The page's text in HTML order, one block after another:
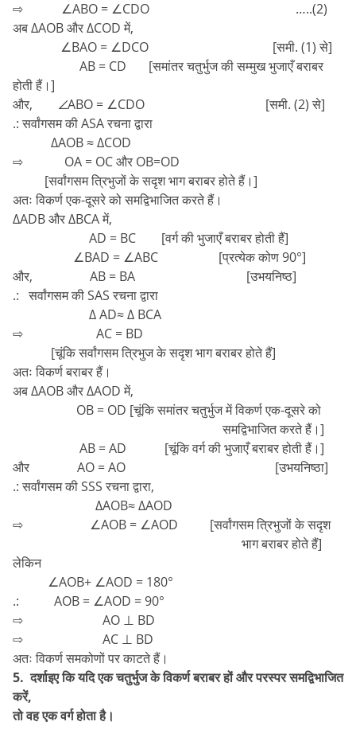
⇨ ∠ABO = ∠CDO …..(2)
अब ∆AOB और ∆COD में,
∠BAO = ∠DCO [समी. (1) से]
AB = CD [समांतर चतुर्भुज की सम्मुख भुजाएँ बराबर
होती हैं।]
और, ∠ABO = ∠CDO [समी. (2) से]
.: सर्वांगसम की ASA रचना द्वारा
∆AOB ≈ ∆COD
⇨ OA = OC और OB=OD
[सर्वांगसम त्रिभुजों के सदृश भाग बराबर होते हैं।]
अतः विकर्ण एक-दूसरे को समद्विभाजित करते हैं।
∆ADB और ∆BCA में,
AD = BC [वर्ग की भुजाएँ बराबर होती हैं]
∠BAD = ∠ABC [प्रत्येक कोण 90°]
और, AB = BA [उभयनिष्ठ]
.: सर्वांगसम की SAS रचना द्वारा
∆ AD≈ ∆ BCA
⇨ AC = BD
[चूंकि सर्वांगसम त्रिभुज के सदृश भाग बराबर होते हैं]
अतः विकर्ण बराबर हैं।
अब ∆AOB और ∆AOD में,
OB = OD [चूंकि समांतर चतुर्भुज में विकर्ण एक-दूसरे को
समद्विभाजित करते हैं।]
AB = AD [चूंकि वर्ग की भुजाएँ बराबर होती हैं।]
और AO = AO [उभयनिष्ठा]
.: सर्वांगसम की SSS रचना द्वारा,
∆AOB≈ ∆AOD
⇨ ∠AOB = ∠AOD [सर्वांगसम त्रिभुजों के सदृश
भाग बराबर होते हैं]
लेकिन
∠AOB+ ∠AOD = 180°
.: AOB = ∠AOD = 90°
⇨ AO ⊥ BD
⇨ AC ⊥ BD
अतः विकर्ण समकोणों पर काटते हैं।
5. दर्शाइए कि यदि एक चतुर्भुज के विकर्ण बराबर हों और परस्पर समद्विभाजित
करें,
तो वह एक वर्ग होता है।